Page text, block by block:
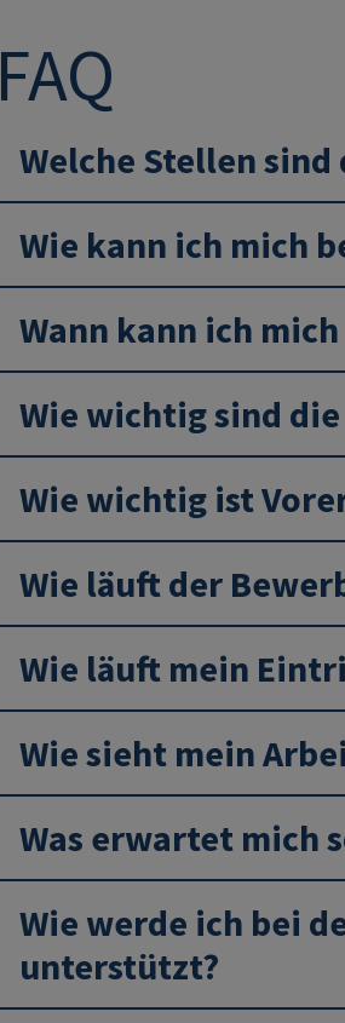
FAQ
Welche Stellen
Wie kann ich mich
Wann kann ich
Wie wichtig sind
Wie wichtig ist
Wie läuft der
Wie läuft mein
Wie sieht mein
Was erwartet mich
Wie werde ich bei
unterstützt?